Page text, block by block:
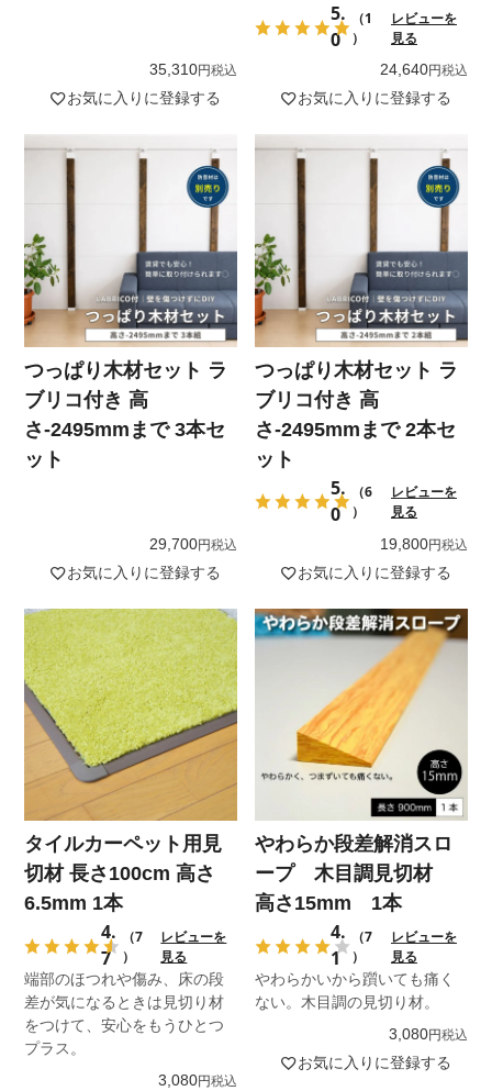
35,310 税込
お気に入りに登録する
5.
0
（1
）
レビューを
見る
24,640 税込
お気に入りに登録する
つっぱり木材セット ラ
ブリコ付き 高
さ-2495mmまで 3本セ
ット
29,700 税込
お気に入りに登録する
つっぱり木材セット ラ
ブリコ付き 高
さ-2495mmまで 2本セ
ット
5.
0
（6
）
レビューを
見る
19,800 税込
お気に入りに登録する
端部のほつれや傷み、床の段
差が気になるときは見切り材
をつけて、安心をもうひとつ
プラス。
タイルカーペット用見
切材 長さ100cm 高さ
6.5mm 1本
4.
7
（7
）
レビューを
見る
3,080 税込
やわらかいから躓いても痛く
ない。木目調の見切り材。
やわらか段差解消スロ
ープ 木目調見切材
高さ15mm 1本
4.
1
（7
）
レビューを
見る
3,080 税込
お気に入りに登録する